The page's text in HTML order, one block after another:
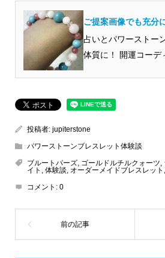
ご提案画像でも充分
でしたが・・・
占いとパワーストー
体質に！ 開運コーデ
投稿者: jupiterstone
パワーストーンブレスレット体験談
ブルートパーズ, ゴールドルチルクォーツ,
イト , 体験談, オーダーメイドブレスレット ,
コメント: 0